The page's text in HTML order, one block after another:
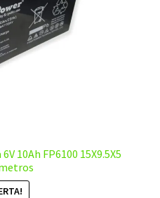
10Ah FP6100 15X9.5X5